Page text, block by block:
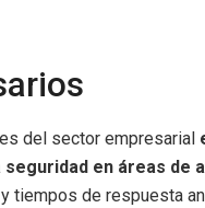
del sector empresarial
en áreas de
tiempos de respuesta